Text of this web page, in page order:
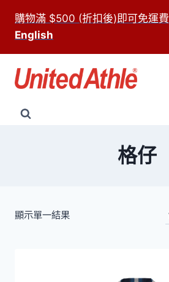
content
購物滿 $500 (折扣後)即可免運費
English
格仔
顯示單一結果